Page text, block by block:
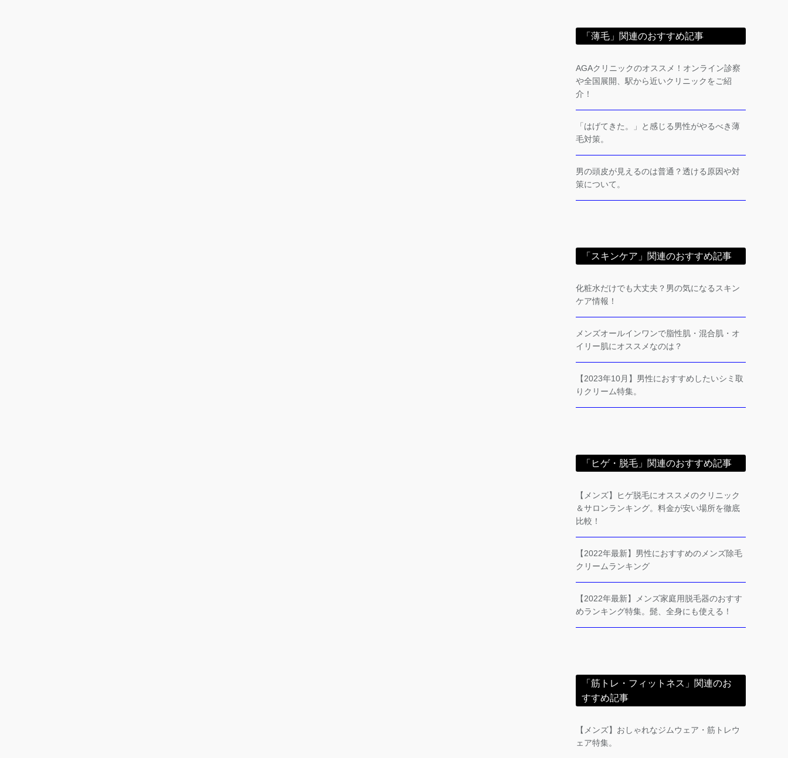
「薄毛」関連のおすすめ記事
AGAクリニックのオススメ！オンライン診察
や全国展開、駅から近いクリニックをご紹
介！
「はげてきた。」と感じる男性がやるべき薄
毛対策。
男の頭皮が見えるのは普通？透ける原因や対
策について。
「スキンケア」関連のおすすめ記事
化粧水だけでも大丈夫？男の気になるスキン
ケア情報！
メンズオールインワンで脂性肌・混合肌・オ
イリー肌にオススメなのは？
【2023年10月】男性におすすめしたいシミ取
りクリーム特集。
「ヒゲ・脱毛」関連のおすすめ記事
【メンズ】ヒゲ脱毛にオススメのクリニック
＆サロンランキング。料金が安い場所を徹底
比較！
【2022年最新】男性におすすめのメンズ除毛
クリームランキング
【2022年最新】メンズ家庭用脱毛器のおすす
めランキング特集。髭、全身にも使える！
「筋トレ・フィットネス」関連のお
すすめ記事
【メンズ】おしゃれなジムウェア・筋トレウ
ェア特集。